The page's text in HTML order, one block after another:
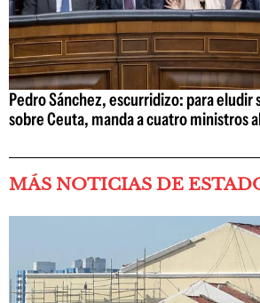
Pedro Sánchez, escurridizo: para eludir
sobre Ceuta, manda a cuatro ministros
MÁS NOTICIAS DE